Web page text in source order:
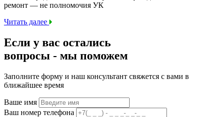
ремонт — не полномочия УК
Читать далее
Если у вас остались
вопросы - мы поможем
Заполните форму и наш консультант свяжется с вами в
ближайшее время
Ваше имя
Ваш номер телефона